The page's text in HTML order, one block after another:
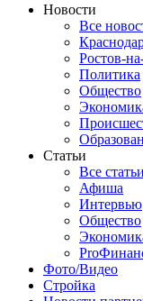
Новости
Все
Ростов-
Политика
Общество
Статьи
Все статьи
Афиша
Интервью
Общество
Фото/Видео
Стройка